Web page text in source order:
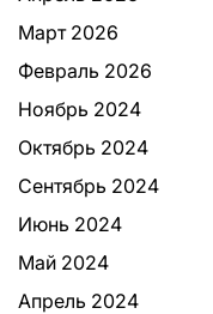
Март 2026
Февраль 2026
Ноябрь 2024
Октябрь 2024
Сентябрь 2024
Июнь 2024
Май 2024
Апрель 2024